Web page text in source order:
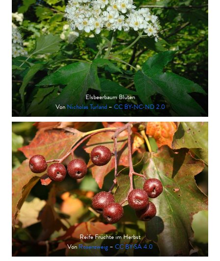
Elsbeerbaum Blüten
VonNicholas Turland– CC BY-NC-ND 2.0
Reife Früchte im Herbst
VonRosenzweig – CC BY-SA 4.0